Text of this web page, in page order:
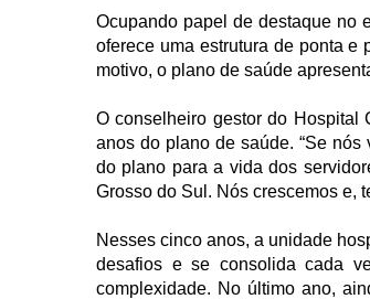
Ocupando papel de destaque no
oferece uma estrutura de ponta e
motivo, o plano de saúde
O conselheiro gestor do Hospital
anos do plano de saúde. “Se
do plano para a vida dos
Grosso do Sul. Nós crescemos e,
Nesses cinco anos, a unidade
desafios e se consolida cada
complexidade. No último ano,